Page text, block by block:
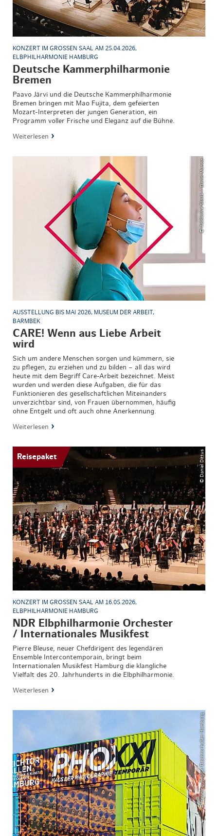
KONZERT IM GROSSEN SAAL AM 25.04.2026, E
LBPHILHARMONIE HAMBURG
Deutsche Kammerphilharmonie
Bremen
Paavo Järvi und die Deutsche Kammerphilharmonie
Bremen bringen mit Mao Fujita, dem gefeierten
Mozart-Interpreten der jungen Generation, ein
Programm voller Frische und Eleganz auf die Bühne.
Weiterlesen
© Addictive Stock / David Munoz
AUSSTELLUNG BIS MAI 2026, MUSEUM DER ARBEIT,
BARMBEK
CARE! Wenn aus Liebe Arbeit
wird
Sich um andere Menschen sorgen und kümmern, sie
zu pflegen, zu erziehen und zu bilden – all das wird
heute mit dem Begriff Care-Arbeit bezeichnet. Meist
wurden und werden diese Aufgaben, die für das
Funktionieren des gesellschaftlichen Miteinanders
unverzichtbar sind, von Frauen übernommen, häufig
ohne Entgelt und oft auch ohne Anerkennung.
Weiterlesen
© Daniel Dittus
KONZERT IM GROSSEN SAAL AM 16.05.2026, E
LBPHILHARMONIE HAMBURG
NDR Elbphilharmonie Orchester
/ Internationales Musikfest
Pierre Bleuse, neuer Chefdirigent des legendären
Ensemble Intercontemporain, bringt beim
Internationalen Musikfest Hamburg die klangliche
Vielfalt des 20. Jahrhunderts in die Elbphilharmonie.
Reisepaket
Weiterlesen
© Henning Rogge/Deichtorhallen Hamburg